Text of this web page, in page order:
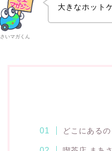
さいマガくん
大きなホット
どこにあるの